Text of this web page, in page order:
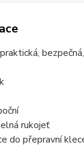
rukojeť
do přepravní